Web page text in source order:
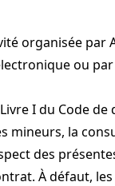
organisée par
ou
I du Code
mineurs, la
des
À défaut,